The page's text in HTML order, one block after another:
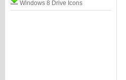
Windows 8 Drive Icons